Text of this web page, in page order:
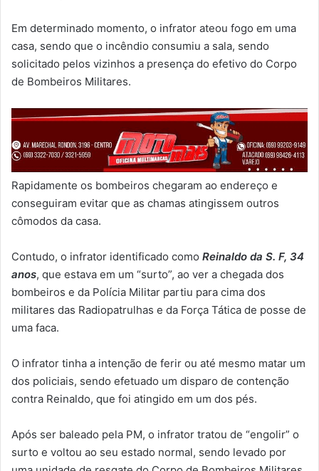
Em determinado momento, o infrator ateou fogo em uma
casa, sendo que o incêndio consumiu a sala, sendo
solicitado pelos vizinhos a presença do efetivo do Corpo
de Bombeiros Militares.
Rapidamente os bombeiros chegaram ao endereço e
conseguiram evitar que as chamas atingissem outros
cômodos da casa.
Contudo, o infrator identificado como Reinaldo da S. F, 34
anos, que estava em um “surto”, ao ver a chegada dos
bombeiros e da Polícia Militar partiu para cima dos
militares das Radiopatrulhas e da Força Tática de posse de
uma faca.
O infrator tinha a intenção de ferir ou até mesmo matar um
dos policiais, sendo efetuado um disparo de contenção
contra Reinaldo, que foi atingido em um dos pés.
Após ser baleado pela PM, o infrator tratou de “engolir” o
surto e voltou ao seu estado normal, sendo levado por